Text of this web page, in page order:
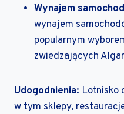
Wynajem
wynajem
popularnym
zwiedzających
Udogodnienia: Lotnisko
w tym sklepy,